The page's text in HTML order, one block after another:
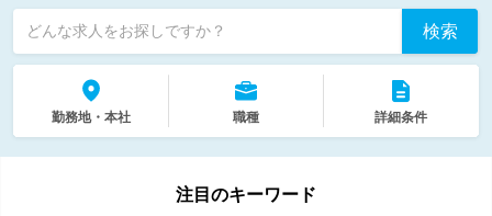
どんな求人をお探しですか？ 検索
勤務地・本社 職種 詳細条件
注目のキーワード